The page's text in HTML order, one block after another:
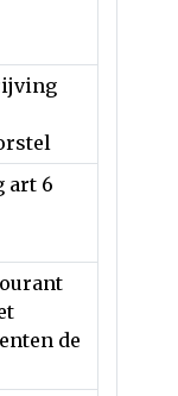
art 6
de